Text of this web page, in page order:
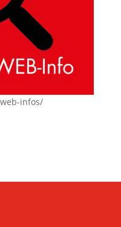
infos/